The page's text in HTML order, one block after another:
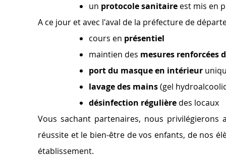
un protocole sanitaireest mis en
A ce jour et avec l'aval de la préfecture de
cours en présentiel
maintien des mesures renforcées
port du masque en intérieur
lavage des mains(gel
désinfection régulièredes locaux
Vous sachant partenaires, nous
réussite et le bien-être de vos enfants, de nos
établissement.